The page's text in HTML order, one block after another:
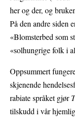
her og der, og
På den andre siden
«Blomsterbed som
«solhungrige folk i
Oppsummert
skjenende
rabiate språket gjør
tilskudd i vår